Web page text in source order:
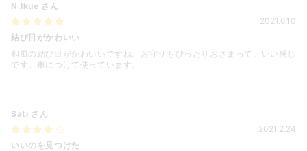
N.Ikue さん
2021.6.10
結び目がかわいい
和風の結び目がかわいいですね。お守りもぴったりおさまって、いい感じ
です。車につけて使っています。
Sati さん
2021.2.24
いいのを見つけた